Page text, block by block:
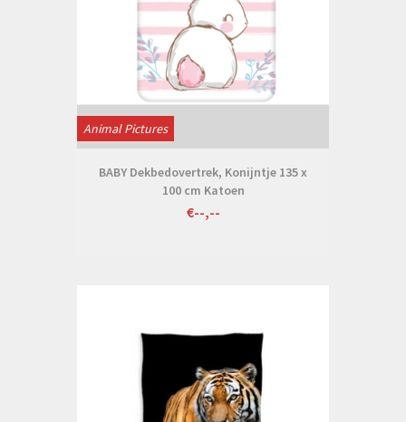
Animal Pictures
BABY Dekbedovertrek, Konijntje 135 x
100 cm Katoen
€--,--